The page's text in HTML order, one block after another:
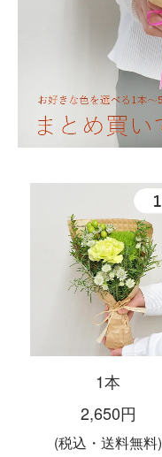
1本
2,650円
(税込・送料無料)